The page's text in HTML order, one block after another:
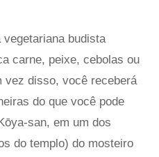
budista
carne, peixe, cebolas ou
vez disso, você receberá
do que você pode
san, em um dos
do templo) do mosteiro